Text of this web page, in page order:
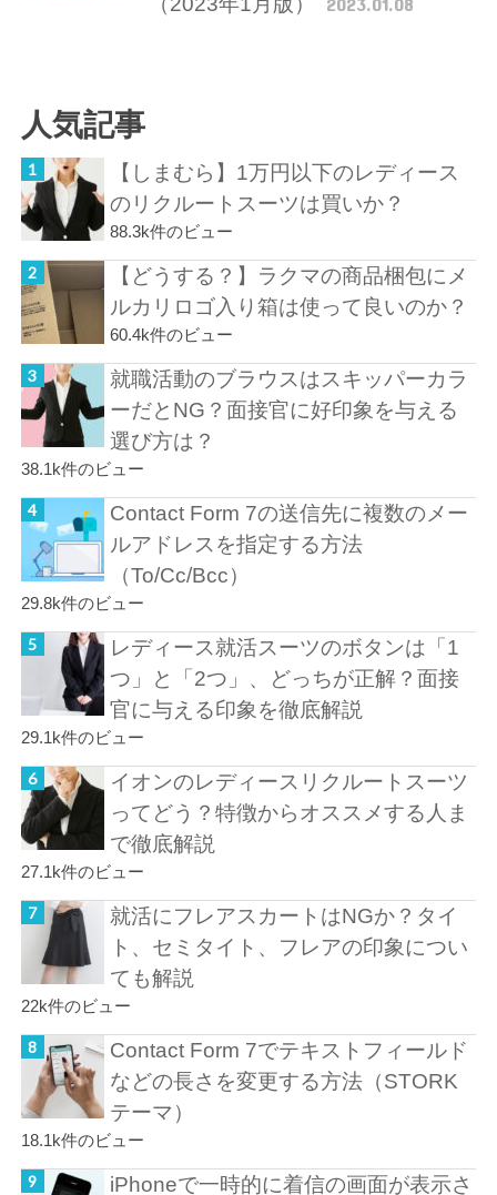
人気記事
【しまむら】1万円以下のレディース
のリクルートスーツは買いか？
88.3k件のビュー
【どうする？】ラクマの商品梱包にメ
ルカリロゴ入り箱は使って良いのか？
60.4k件のビュー
就職活動のブラウスはスキッパーカラ
ーだとNG？面接官に好印象を与える
選び方は？
38.1k件のビュー
Contact Form 7の送信先に複数のメー
ルアドレスを指定する方法
（To/Cc/Bcc）
29.8k件のビュー
レディース就活スーツのボタンは「1
つ」と「2つ」、どっちが正解？面接
官に与える印象を徹底解説
29.1k件のビュー
イオンのレディースリクルートスーツ
ってどう？特徴からオススメする人ま
で徹底解説
27.1k件のビュー
就活にフレアスカートはNGか？タイ
ト、セミタイト、フレアの印象につい
ても解説
22k件のビュー
Contact Form 7でテキストフィールド
などの長さを変更する方法（STORK
テーマ）
18.1k件のビュー
iPhoneで一時的に着信の画面が表示さ